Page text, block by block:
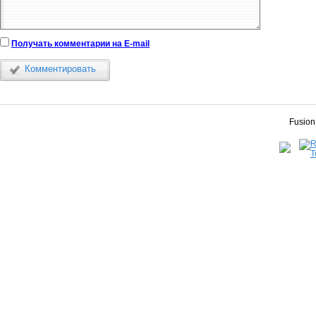
Получать комментарии на E-mail
Комментировать